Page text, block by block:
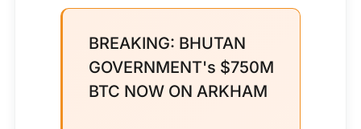
BREAKING: BHUTAN
GOVERNMENT's $750M
BTC NOW ON ARKHAM